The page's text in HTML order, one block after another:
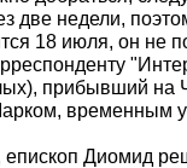
две недели,
18 июля, он не
прибывший на
временным
епископ Диомид